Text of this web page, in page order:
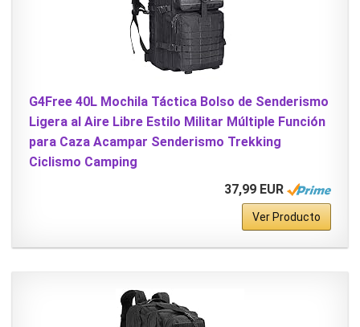
G4Free 40L Mochila Táctica Bolso de Senderismo
Ligera al Aire Libre Estilo Militar Múltiple Función
para Caza Acampar Senderismo Trekking
Ciclismo Camping
37,99 EUR
Ver Producto